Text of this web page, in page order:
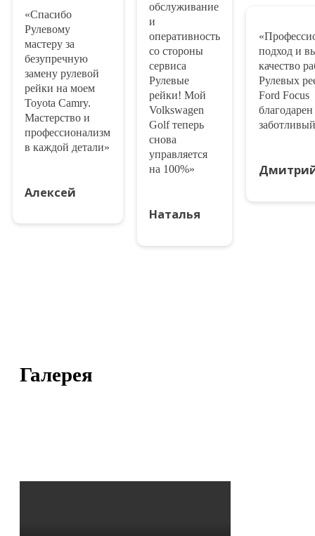
«Спасибо
Рулевому
мастеру за
безупречную
замену рулевой
рейки на моем
Toyota Camry.
Мастерство и
профессионализм
в каждой детали»
Алексей
обслуживание
и
оперативность
со стороны
сервиса
Рулевые
рейки! Мой
Volkswagen
Golf теперь
снова
управляется
на 100%»
Наталья
подход и
качество
Рулевых
Ford Focus
благодарен
Галерея